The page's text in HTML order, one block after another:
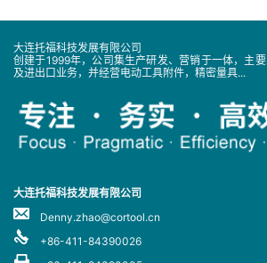
大连托福科技发展有限公司
创建于1999年，公司集生产研发、营销于一体，主
及进出口业务，并经营电动工具附件，精密量具...
大连托福科技发展有限公司
Denny.zhao@cortool.cn
+86-411-84390026